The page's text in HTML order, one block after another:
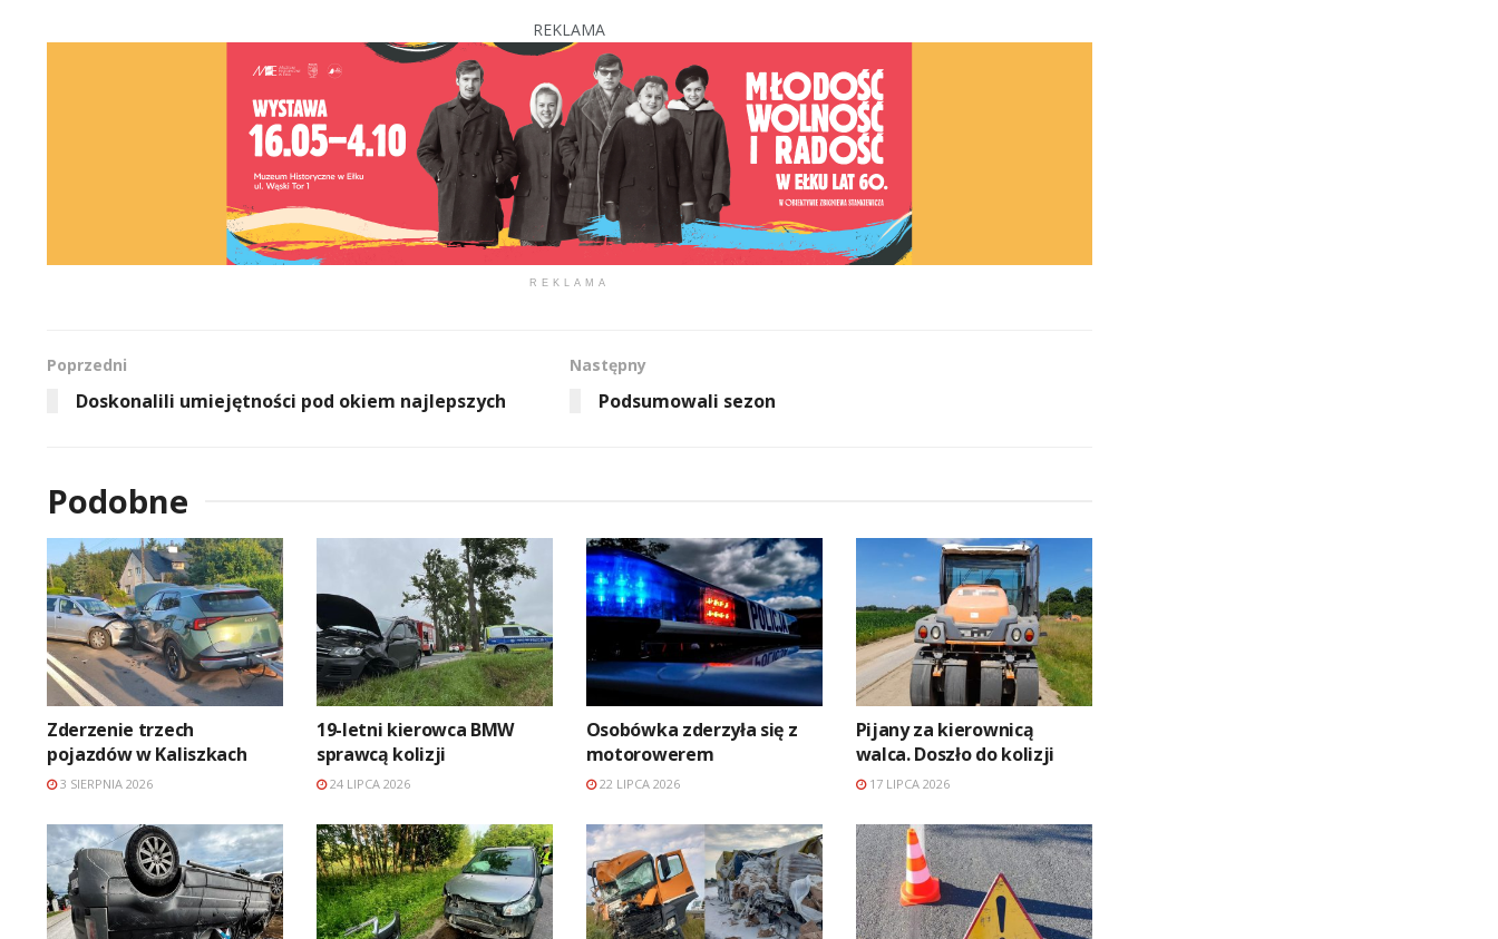
REKLAMA
REKLAMA
Poprzedni
Doskonalili umiejętności pod okiem najlepszych
Następny
Podsumowali sezon
Podobne
Zderzenie trzech
pojazdów w Kaliszkach
3 SIERPNIA 2026
19-letni kierowca BMW
sprawcą kolizji
24 LIPCA 2026
Osobówka zderzyła się z
motorowerem
22 LIPCA 2026
Pijany za kierownicą
walca. Doszło do kolizji
17 LIPCA 2026